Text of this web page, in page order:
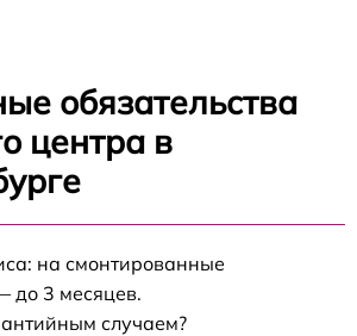
обязательства
центра в
на смонтированные
до 3 месяцев.
случаем?